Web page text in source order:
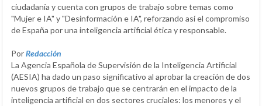
ciudadanía y cuenta con grupos de trabajo sobre temas como
"Mujer e IA" y "Desinformación e IA", reforzando así el compromiso
de España por una inteligencia artificial ética y responsable.
PorRedacción
La Agencia Española de Supervisión de la Inteligencia Artificial
(AESIA) ha dado un paso significativo al aprobar la creación de dos
nuevos grupos de trabajo que se centrarán en el impacto de la
inteligencia artificial en dos sectores cruciales: los menores y el